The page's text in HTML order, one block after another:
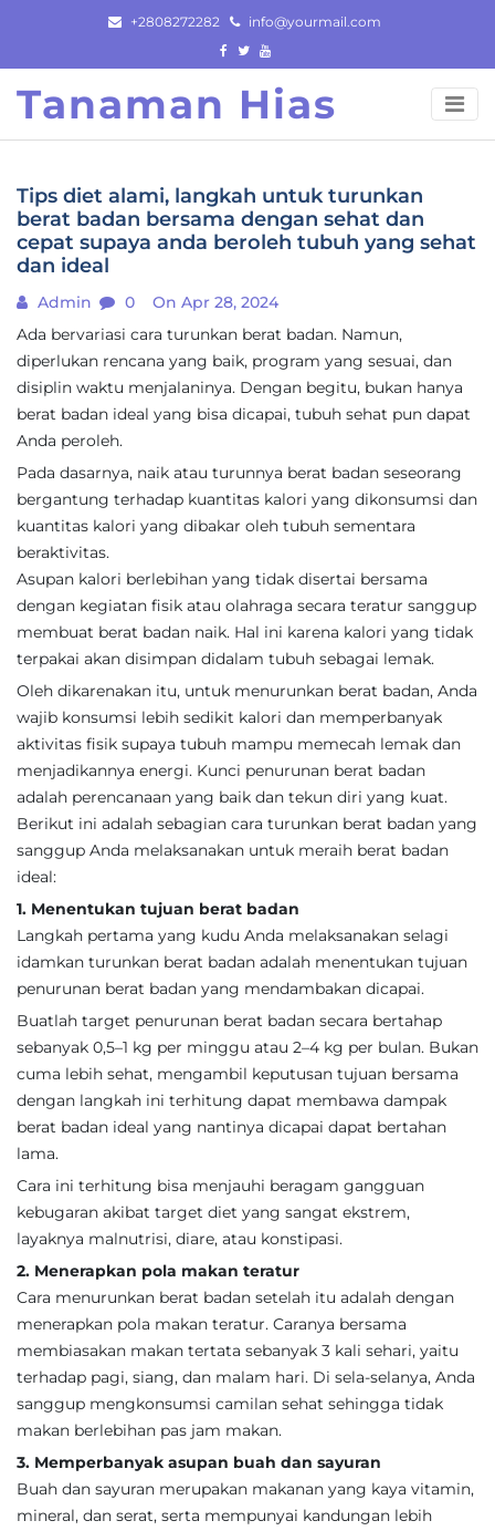
content
+2808272282 info@yourmail.com
Tanaman Hias
Tips diet alami, langkah untuk turunkan
berat badan bersama dengan sehat dan
cepat supaya anda beroleh tubuh yang sehat
dan ideal
Admin 0
On Apr 28, 2024
Ada bervariasi cara turunkan berat badan. Namun,
diperlukan rencana yang baik, program yang sesuai, dan
disiplin waktu menjalaninya. Dengan begitu, bukan hanya
berat badan ideal yang bisa dicapai, tubuh sehat pun dapat
Anda peroleh.
Pada dasarnya, naik atau turunnya berat badan seseorang
bergantung terhadap kuantitas kalori yang dikonsumsi dan
kuantitas kalori yang dibakar oleh tubuh sementara
beraktivitas.
Asupan kalori berlebihan yang tidak disertai bersama
dengan kegiatan fisik atau olahraga secara teratur sanggup
membuat berat badan naik. Hal ini karena kalori yang tidak
terpakai akan disimpan didalam tubuh sebagai lemak.
Oleh dikarenakan itu, untuk menurunkan berat badan, Anda
wajib konsumsi lebih sedikit kalori dan memperbanyak
aktivitas fisik supaya tubuh mampu memecah lemak dan
menjadikannya energi. Kunci penurunan berat badan
adalah perencanaan yang baik dan tekun diri yang kuat.
Berikut ini adalah sebagian cara turunkan berat badan yang
sanggup Anda melaksanakan untuk meraih berat badan
ideal:
1. Menentukan tujuan berat badan
Langkah pertama yang kudu Anda melaksanakan selagi
idamkan turunkan berat badan adalah menentukan tujuan
penurunan berat badan yang mendambakan dicapai.
Buatlah target penurunan berat badan secara bertahap
sebanyak 0,5–1 kg per minggu atau 2–4 kg per bulan. Bukan
cuma lebih sehat, mengambil keputusan tujuan bersama
dengan langkah ini terhitung dapat membawa dampak
berat badan ideal yang nantinya dicapai dapat bertahan
lama.
Cara ini terhitung bisa menjauhi beragam gangguan
kebugaran akibat target diet yang sangat ekstrem,
layaknya malnutrisi, diare, atau konstipasi.
2. Menerapkan pola makan teratur
Cara menurunkan berat badan setelah itu adalah dengan
menerapkan pola makan teratur. Caranya bersama
membiasakan makan tertata sebanyak 3 kali sehari, yaitu
terhadap pagi, siang, dan malam hari. Di sela-selanya, Anda
sanggup mengkonsumsi camilan sehat sehingga tidak
makan berlebihan pas jam makan.
3. Memperbanyak asupan buah dan sayuran
Buah dan sayuran merupakan makanan yang kaya vitamin,
mineral, dan serat, serta mempunyai kandungan lebih